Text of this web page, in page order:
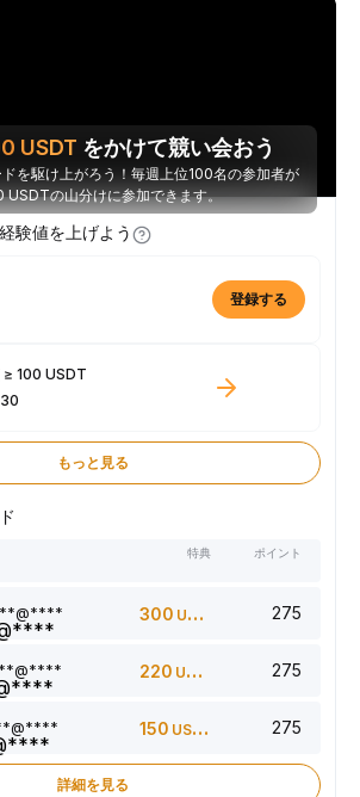
USDT をかけて競い会おう
を駆け上がろう！毎週上位100名の参加者が
USDTの山分けに参加できます。
験値を上げよう
登録する
≥ 100 USDT
もっと見る
特典 ポイント
300 USDT 275
220 USDT 275
150 USDT 275
詳細を見る